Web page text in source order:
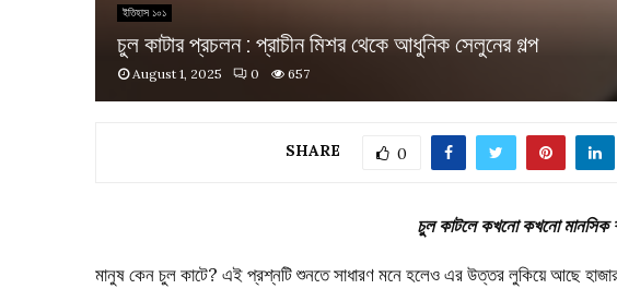
ইতিহাস ১০১
চুল কাটার প্রচলন : প্রাচীন মিশর থেকে আধুনিক সেলুনের গল্প
August 1, 2025 0 657
SHARE 0
চুল কাটলে কখনো কখনো মানসিক
মানুষ কেন চুল কাটে? এই প্রশ্নটি শুনতে সাধারণ মনে হলেও এর উত্তর লুকিয়ে আছে